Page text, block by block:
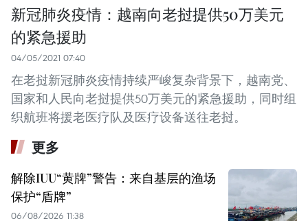
新冠肺炎疫情：越南向老挝提供50万美元
的紧急援助
04/05/2021 07:40
在老挝新冠肺炎疫情持续严峻复杂背景下，越南党、
国家和人民向老挝提供50万美元的紧急援助，同时组
织航班将援老医疗队及医疗设备送往老挝。
更多
解除IUU“黄牌”警告：来自基层的渔场
保护“盾牌”
06/08/2026 11:38